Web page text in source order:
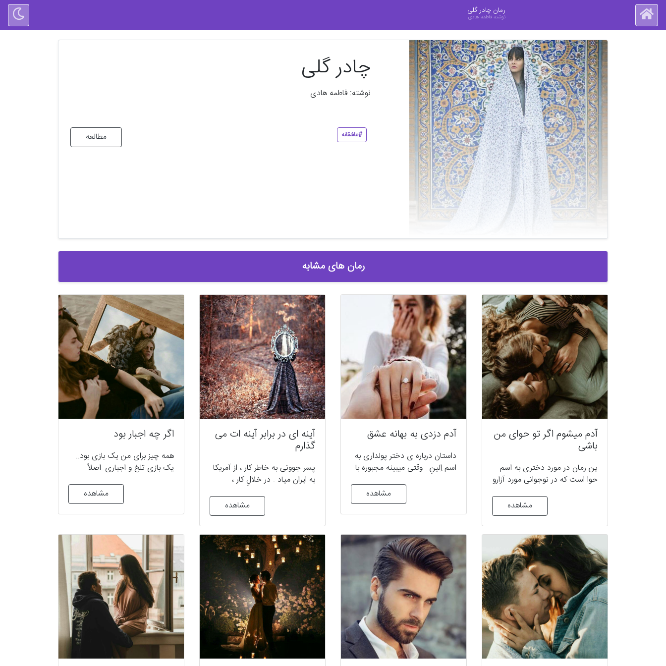
رمان چادر گلی
نوشته فاطمه هادی
چادر گلی
نوشته: فاطمه هادی
#عاشقانه مطالعه
رمان های مشابه
آدم میشوم اگر تو حوای من
باشی
ین رمان در مورد دختری به اسم
حوا است که در نوجوانی مورد آزارو
شدت از این واقعه ضربه میخوره و
سعی میکنه دوباره زندگیشو از سر
شروع کنه که با ورود آزاد آدین
زندگیش دستخوش دچار تغییرات
زیادی میشه... #عاشقانه #غمگین
#انتقامی #جدید
مشاهده
آدم دزدی به بهانه عشق
داستان درباره ی دختر پولداری به
اسم اِلينِ . وقتی میبینه مجبوره با
ازدواج کنه از خونه فرار می کنه و به
عنوان پرستار تو خونه ای مشغول
به کار میشه که باعث آشنایش با
راحتی نمیتونه ازش بگذره و ...
پایان خوش
مشاهده
آینه ای در برابر آینه ات می
گذارم
پسر جوونی به خاطر کار ، از آمریکا
به ایران میاد . در خلالِ کار ،
بگرده که مادرش رو بعد از بیست و
پنج سال به ایران بکشونه . بهونه
ای که دنبالشه ، هم مربوط میشه
به گذشته ی مادرش و هم عاشق
شدنِ خودش … پایان خوش
مشاهده
اگر چه اجبار بود
همه چیز برای من یک بازی بود..
یک بازی تلخ و اجباری..اصلاً
خودم و اون بیچاره میاد..فقط برام
آبروی بابام مهم بود..اما اون
بیچاره..!! تقصیری نداشت.. مجبور
پرسشگرانش فقط سرمو بندازم
پایین و سهم اون فقط سکوت
بود..سکوت…!!صدای خرد شدن
غرور و احساس و شخصیتشو
میشنیدم..اما..کاری از دستم
برنمیومد..خودمم بازیچه بودم! این
لکه ی ننگی بود که داشت آبروی
چندین ساله ی بابامو میبرد..چاره
ای نبود..! نمیدونستم تا کی باید
همدیگر رو تحمل کنیم..اما بد کردم
باهاش! خیلی بد! اما هر چی
مشاهده